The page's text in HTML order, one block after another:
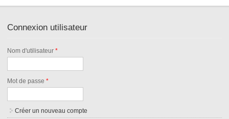
Connexion utilisateur
Nom d'utilisateur*
Mot de passe*
Créer un nouveau compte